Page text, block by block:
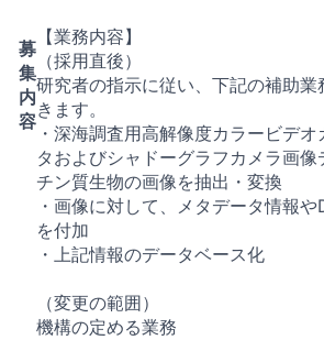
募
集
内
容
【業務内容】
（採用直後）
研究者の指示に従い、下記の補助
きます。
・深海調査用高解像度カラービデ
タおよびシャドーグラフカメラ画像
チン質生物の画像を抽出・変換
・画像に対して、メタデータ情報
を付加
・上記情報のデータベース化
（変更の範囲）
機構の定める業務